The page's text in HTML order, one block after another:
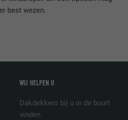
best wezen.
WIJ HELPEN U
Dakdekkers bij u in de buurt
vinden
door de socialnetworking-dienst
voor het volgen van het gebruik
diensten.